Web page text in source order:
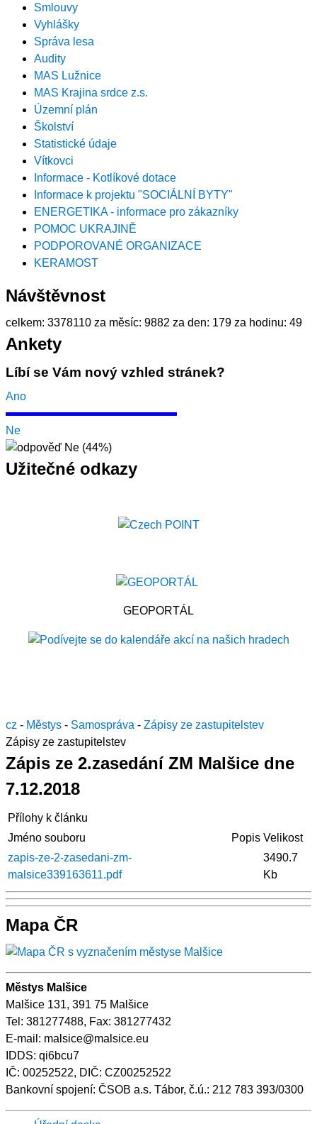
Smlouvy
Vyhlášky
Správa lesa
Audity
MAS Lužnice
MAS Krajina srdce z.s.
Územní plán
Školství
Statistické údaje
Vítkovci
Informace - Kotlíkové dotace
Informace k projektu "SOCIÁLNÍ BYTY"
ENERGETIKA - informace pro zákazníky
POMOC UKRAJINĚ
PODPOROVANÉ ORGANIZACE
KERAMOST
Návštěvnost
celkem: 3378110 za měsíc: 9882 za den: 179 za hodinu: 49
Ankety
Líbí se Vám nový vzhled stránek?
Ano
Ne
Užitečné odkazy
GEOPORTÁL
cz - Městys - Samospráva - Zápisy ze zastupitelstev
Zápisy ze zastupitelstev
Zápis ze 2.zasedání ZM Malšice dne
7.12.2018
Přílohy k článku
Jméno souboru
Popis Velikost
zapis-ze-2-zasedani-zm-
malsice339163611.pdf
3490.7
Kb
Mapa ČR
Městys Malšice
Malšice 131, 391 75 Malšice
Tel: 381277488, Fax: 381277432
E-mail: malsice@malsice.eu
IDDS: qi6bcu7
IČ: 00252522, DIČ: CZ00252522
Bankovní spojení: ČSOB a.s. Tábor, č.ú.: 212 783 393/0300